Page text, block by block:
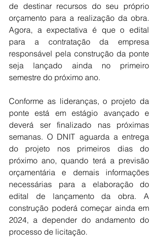
de destinar recursos do seu próprio
orçamento para a realização da obra.
Agora, a expectativa é que o edital
para a contratação da empresa
responsável pela construção da ponte
seja lançado ainda no primeiro
semestre do próximo ano.
Conforme as lideranças, o projeto da
ponte está em estágio avançado e
deverá ser finalizado nas próximas
semanas. O DNIT aguarda a entrega
do projeto nos primeiros dias do
próximo ano, quando terá a previsão
orçamentária e demais informações
necessárias para a elaboração do
edital de lançamento da obra. A
construção poderá começar ainda em
2024, a depender do andamento do
processo de licitação.